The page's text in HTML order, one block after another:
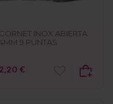
CORNET INOX ABIERTA
9 PUNTAS
2,20 €